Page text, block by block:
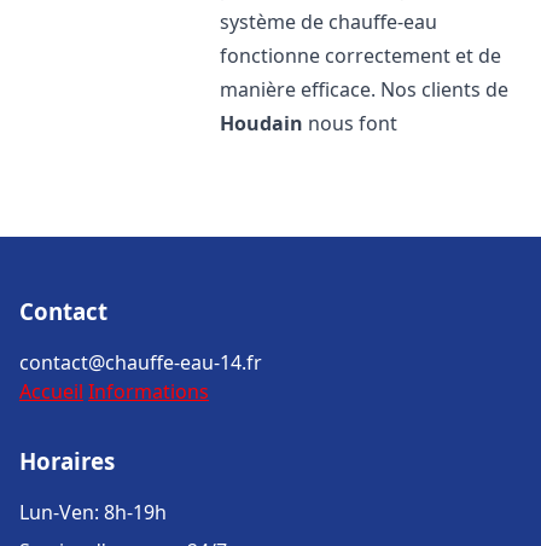
système de chauffe-eau
fonctionne correctement et de
manière efficace. Nos clients de
Houdain nous font
Contact
contact@chauffe-eau-14.fr
Accueil Informations
Horaires
Lun-Ven: 8h-19h